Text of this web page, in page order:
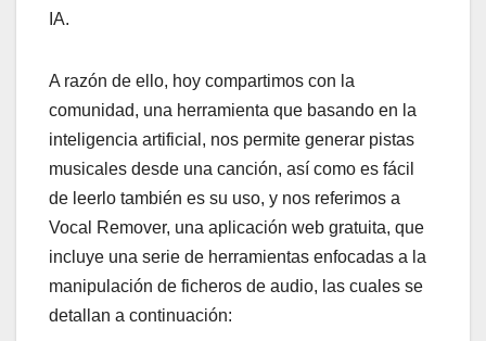
IA.
A razón de ello, hoy compartimos con la
comunidad, una herramienta que basando en la
inteligencia artificial, nos permite generar pistas
musicales desde una canción, así como es fácil
de leerlo también es su uso, y nos referimos a
Vocal Remover, una aplicación web gratuita, que
incluye una serie de herramientas enfocadas a la
manipulación de ficheros de audio, las cuales se
detallan a continuación: